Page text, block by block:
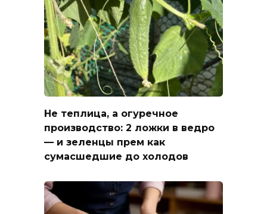
Не теплица, а огуречное
производство: 2 ложки в ведро
— и зеленцы прем как
сумасшедшие до холодов